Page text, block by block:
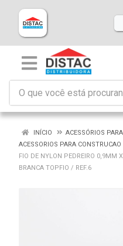
INÍCIO
ACESSÓRIOS
ACESSORIOS PARA
FIO DE NYLON PEDREIRO 0,9MM
BRANCA TOPFIO / REF.6